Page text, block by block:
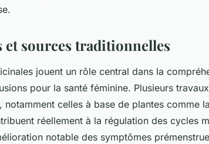
et sources traditionnelles
jouent un rôle central dans la
pour la santé féminine. Plusieurs
notamment celles à base de plantes comme
réellement à la régulation des cycles
notable des symptômes